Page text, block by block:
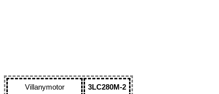
Villanymotor 3LC280M-2